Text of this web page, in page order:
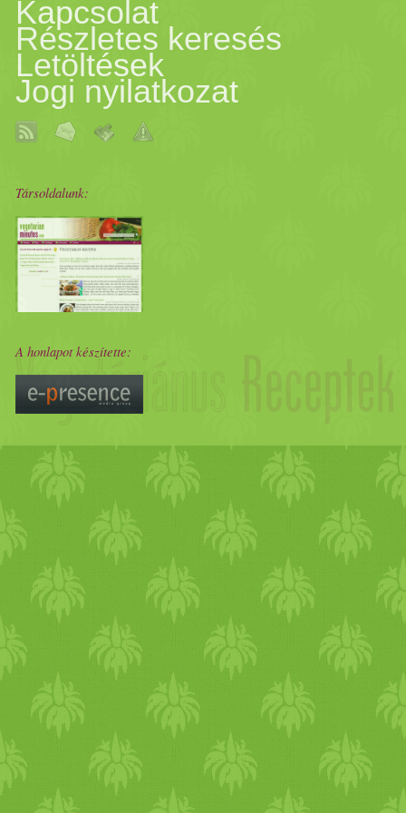
Kapcsolat
Részletes keresés
Letöltések
Jogi nyilatkozat
Társoldalunk:
A honlapot készítette: